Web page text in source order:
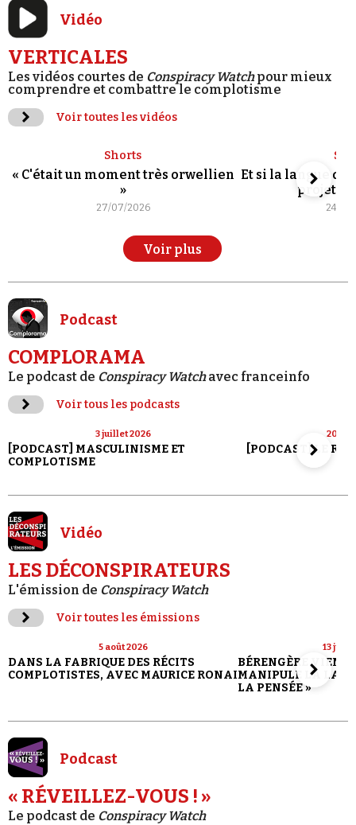
Vidéo
VERTICALES
Les vidéos courtes de Conspiracy Watchpour mieux
comprendre et combattre le complotisme
Voir toutes les vidéos
Shorts
« C'était un moment très orwellien
»
27/07/2026
Et si la langue de
projet
24/
Voir plus
Podcast
COMPLORAMA
Le podcast de Conspiracy Watchavec franceinfo
Voir tous les podcasts
3 juillet 2026
[PODCAST] MASCULINISME ET
COMPLOTISME
20
[PODCAST] LE
Vidéo
LES DÉCONSPIRATEURS
L'émission de Conspiracy Watch
Voir toutes les émissions
5 août 2026
DANS LA FABRIQUE DES RÉCITS
COMPLOTISTES, AVEC MAURICE RONAI
13
BÉRENGÈRE
MANIPULE LA
LA PENSÉE »
Podcast
« RÉVEILLEZ-VOUS ! »
Le podcast de Conspiracy Watch